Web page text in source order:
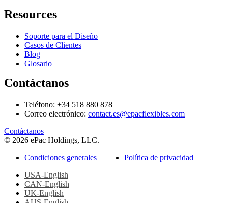
Resources
Soporte para el Diseño
Casos de Clientes
Blog
Glosario
Contáctanos
Teléfono: +34 518 880 878
Correo electrónico: contact.es@epacflexibles.com
facebook
youtube
linkedin
instagram
Contáctanos
© 2026 ePac Holdings, LLC.
Condiciones generales
Política de privacidad
USA-English
CAN-English
UK-English